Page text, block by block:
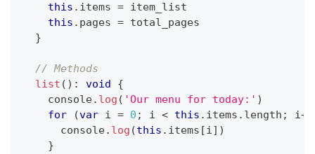
this . items = item_list
this . pages = total_pages
}
// Methods
list ( ) : void
{
console. log ( 'Our menu for today:' )
for
(var i = 0 ; i < this . items . length ; i++
console. log (this . items [i] )
}